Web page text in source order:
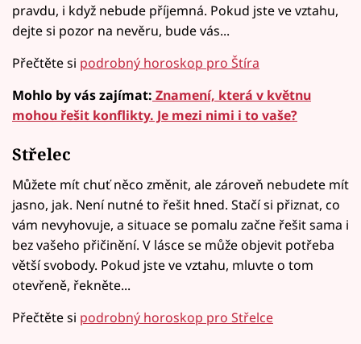
pravdu, i když nebude příjemná. Pokud jste ve vztahu,
dejte si pozor na nevěru, bude vás...
Přečtěte si podrobný horoskop pro Štíra
Mohlo by vás zajímat: Znamení, která v květnu
mohou řešit konflikty. Je mezi nimi i to vaše?
Střelec
Můžete mít chuť něco změnit, ale zároveň nebudete mít
jasno, jak. Není nutné to řešit hned. Stačí si přiznat, co
vám nevyhovuje, a situace se pomalu začne řešit sama i
bez vašeho přičinění. V lásce se může objevit potřeba
větší svobody. Pokud jste ve vztahu, mluvte o tom
otevřeně, řekněte...
Přečtěte si podrobný horoskop pro Střelce